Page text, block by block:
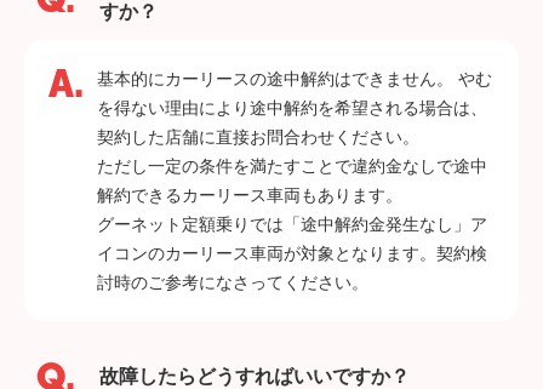
すか？
基本的にカーリースの途中解約はできません。 やむ
を得ない理由により途中解約を希望される場合は、
契約した店舗に直接お問合わせください。
ただし一定の条件を満たすことで違約金なしで途中
解約できるカーリース車両もあります。
グーネット定額乗りでは「途中解約金発生なし」ア
イコンのカーリース車両が対象となります。契約検
討時のご参考になさってください。
故障したらどうすればいいですか？